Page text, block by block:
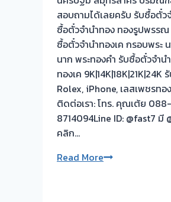
สอบถามได้เลยครับ รับซื้อตั๋ว
ซื้อตั๋วจำนำทอง ทองรูปพรร
ซื้อตั๋วจำนำทองเค กรอบพระ
นาก พระทองคำ รับซื้อตั๋วจำ
ทองเค 9K|14K|18K|21K|24K
Rolex, iPhone, เลสเพชรทอ
ติดต่อเรา: โทร. คุณเต้ย 088-
8714094Line ID: @fast7 มี
คลิก…
Read Moreรับ